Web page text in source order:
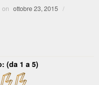
on ottobre 23, 2015 /
(da 1 a 5)